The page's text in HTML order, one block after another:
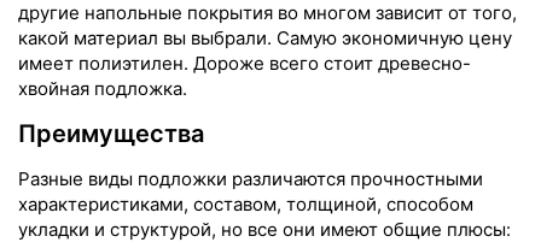
другие напольные покрытия во многом зависит от того,
какой материал вы выбрали. Самую экономичную цену
имеет полиэтилен. Дороже всего стоит древесно-
хвойная подложка.
Преимущества
Разные виды подложки различаются прочностными
характеристиками, составом, толщиной, способом
укладки и структурой, но все они имеют общие плюсы: